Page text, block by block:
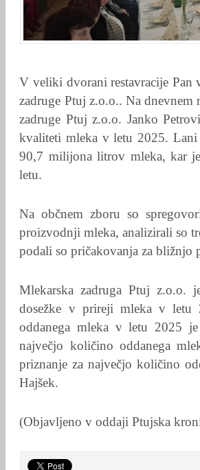
V veliki dvorani restavracije
zadruge Ptuj z.o.o.. Na
zadruge Ptuj z.o.o. Janko
kvaliteti mleka v letu 2025.
90,7 milijona litrov mleka, kar
letu.
Na občnem zboru so
proizvodnji mleka, analizirali so
podali so pričakovanja za bližnjo
Mlekarska zadruga Ptuj z.o.o.
dosežke v prireji mleka v letu
oddanega mleka v letu 2025
največjo količino oddanega
priznanje za največjo količino
Hajšek.
(Objavljeno v oddaji Ptujska